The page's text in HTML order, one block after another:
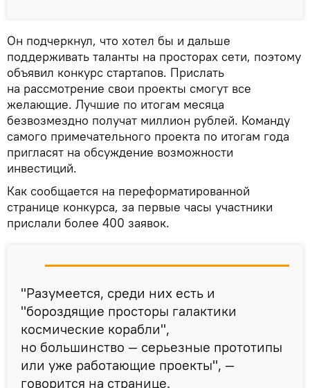
Он подчеркнул, что хотел бы и дальше
поддерживать таланты на просторах сети, поэтому
объявил конкурс стартапов. Прислать
на рассмотрение свои проекты смогут все
желающие. Лучшие по итогам месяца
безвозмездно получат миллион рублей. Команду
самого примечательного проекта по итогам года
пригласят на обсуждение возможности
инвестиций.
Как сообщается на переформатированной
странице конкурса, за первые часы участники
прислали более 400 заявок.
"Разумеется, среди них есть и
"бороздящие просторы галактики
космические корабли",
но большинство — серьезные прототипы
или уже работающие проекты", —
говорится на странице.